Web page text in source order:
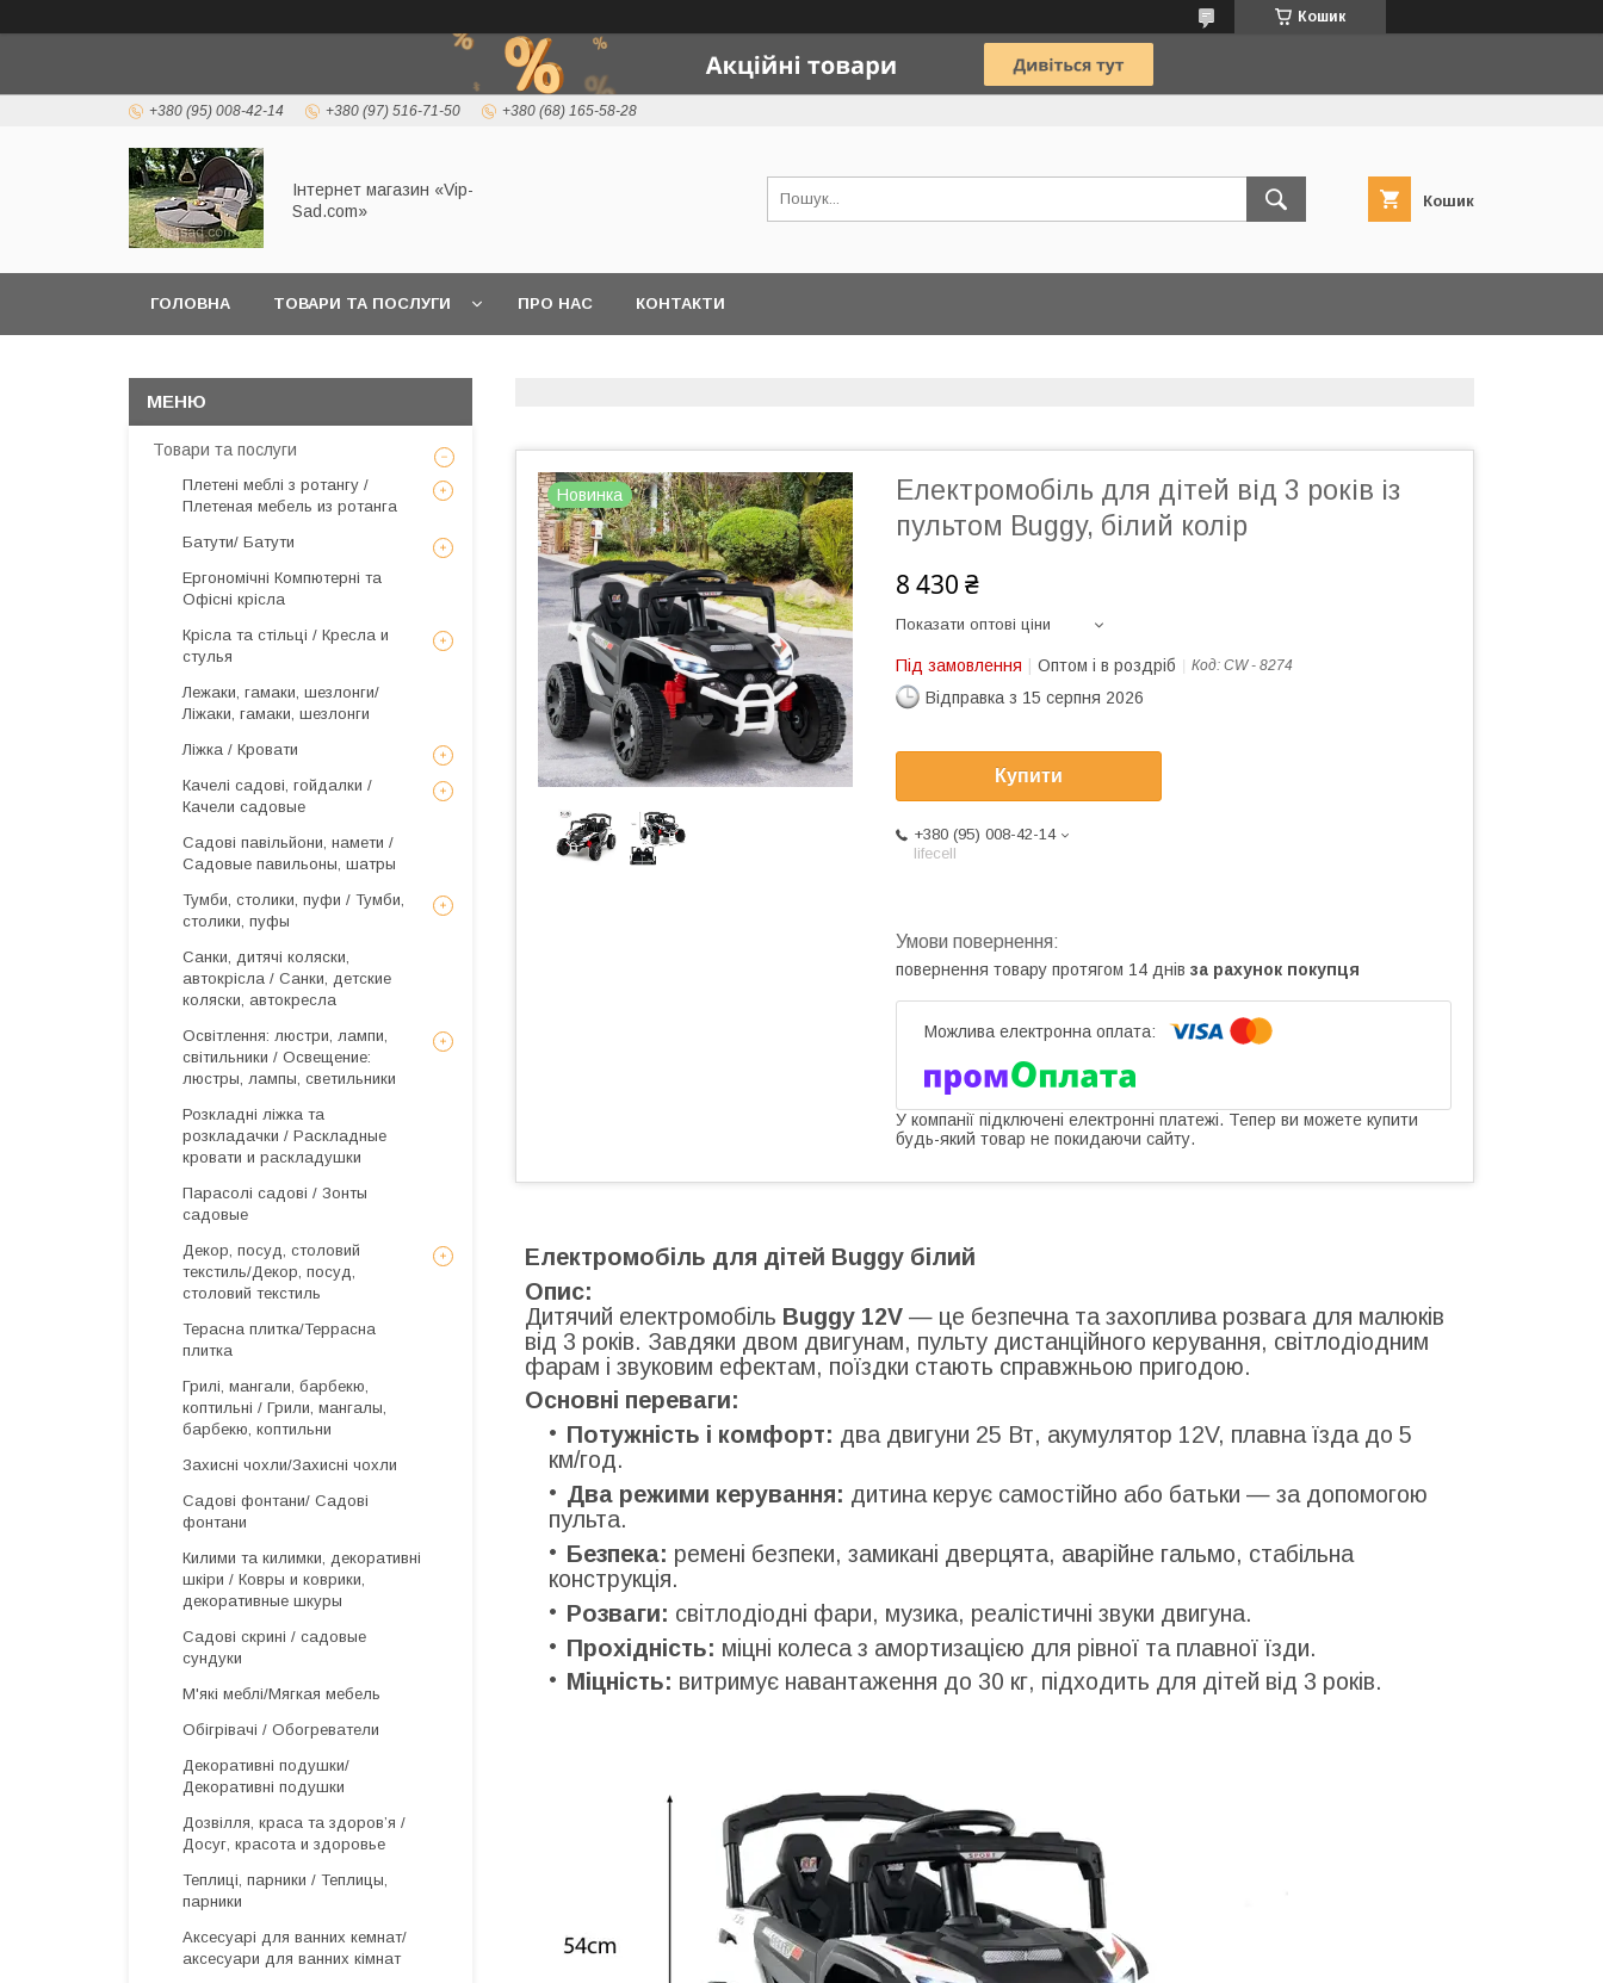
Кошик
+380 (95) 008-42-14 +380 (97) 516-71-50 +380 (68) 165-58-28
Інтернет магазин «Vip-
Sad.com»
Кошик
ГОЛОВНА ТОВАРИ ТА ПОСЛУГИ ПРО НАС КОНТАКТИ
Новинка
Електромобіль для дітей від 3 років із
пультом Buggy, білий колір
8 430 ₴
Показати оптові ціни
Під замовлення Оптом і в роздріб Код: CW - 8274
Відправка з 15 серпня 2026
Купити
+380 (95) 008-42-14
lifecell
повернення товару протягом 14 днів за рахунок покупця
У компанії підключені електронні платежі. Тепер ви можете купити
будь-який товар не покидаючи сайту.
Електромобіль для дітей Buggy білий
Опис:
Дитячий електромобіль Buggy 12V — це безпечна та захоплива розвага для малюків
від 3 років. Завдяки двом двигунам, пульту дистанційного керування, світлодіодним
фарам і звуковим ефектам, поїздки стають справжньою пригодою.
Основні переваги:
Потужність і комфорт: два двигуни 25 Вт, акумулятор 12V, плавна їзда до 5
км/год.
Два режими керування: дитина керує самостійно або батьки — за допомогою
пульта.
Безпека: ремені безпеки, замикані дверцята, аварійне гальмо, стабільна
конструкція.
Розваги: світлодіодні фари, музика, реалістичні звуки двигуна.
Прохідність: міцні колеса з амортизацією для рівної та плавної їзди.
Міцність: витримує навантаження до 30 кг, підходить для дітей від 3 років.
Товари та послуги
Плетені меблі з ротангу /
Плетеная мебель из ротанга
Батути/ Батути
Ергономічні Компютерні та
Офісні крісла
Крісла та стільці / Кресла и
стулья
Лежаки, гамаки, шезлонги/
Ліжаки, гамаки, шезлонги
Ліжка / Кровати
Качелі садові, гойдалки /
Качели садовые
Садові павільйони, намети /
Садовые павильоны, шатры
Тумби, столики, пуфи / Тумби,
столики, пуфы
Санки, дитячі коляски,
автокрісла / Санки, детские
коляски, автокресла
Освітлення: люстри, лампи,
світильники / Освещение:
люстры, лампы, светильники
Розкладні ліжка та
розкладачки / Раскладные
кровати и раскладушки
Парасолі садові / Зонты
садовые
Декор, посуд, столовий
текстиль/Декор, посуд,
столовий текстиль
Терасна плитка/Террасна
плитка
Грилі, мангали, барбекю,
коптильні / Грили, мангалы,
барбекю, коптильни
Захисні чохли/Захисні чохли
Садові фонтани/ Садові
фонтани
Килими та килимки, декоративні
шкіри / Ковры и коврики,
декоративные шкуры
Садові скрині / садовые
сундуки
М'які меблі/Мягкая мебель
Обігрівачі / Обогреватели
Декоративні подушки/
Декоративні подушки
Дозвілля, краса та здоров’я /
Досуг, красота и здоровье
Теплиці, парники / Теплицы,
парники
Аксесуарі для ванних кемнат/
аксесуари для ванних кімнат